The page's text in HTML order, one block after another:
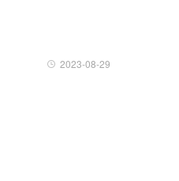
2023-08-29